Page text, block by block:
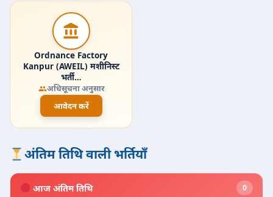
Ordnance Factory
Kanpur (AWEIL) मशीनिस्ट
भर्ती…
अधिसूचना अनुसार
आवेदन करें
अंतिम तिथि वाली भर्तियाँ
आज अंतिम तिथि 0